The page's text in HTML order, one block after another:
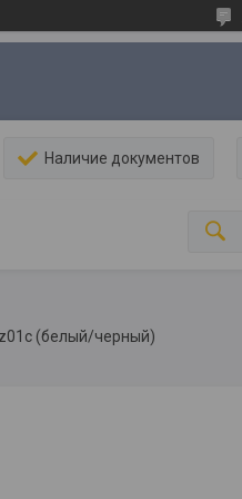
Наличие документов
(белый/черный)